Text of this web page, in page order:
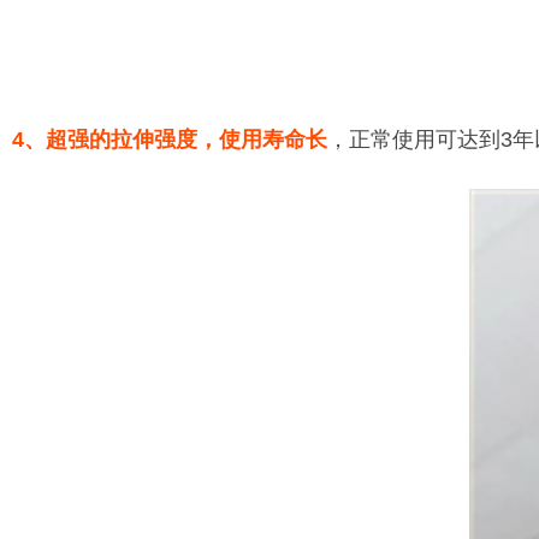
4、超强的拉伸强度 ，使用寿命长 ，正常使用可达到3